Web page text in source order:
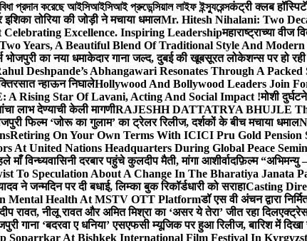
প্রদান করেছে আইসিআইসিআই প্রুডেন্সিয়াল লাইফ ইন্স্যুরেন্সकंट्री क्लब
तोरिया की जोड़ी ने मचाया धमालMr. Hitesh Nihalani: Two
Celebrating Excellence. Inspiring Leadershipमहाराष्ट्राच्या वीज
Years, A Beautiful Blend Of Traditional Style And Modern
भोजपुरी का नया धमाकेदार गाना जल्द, दुबई की खूबसूरत लोकेशन्स पर हो
Deshpande’s Abhangawari Resonates Through A
न्हाऊन निघालेHollywood And Bollywood Leaders Join
Rising Star Of Lavani, Acting And Social Impact !मोशी
लाभ देण्याची केली मागणीRAJESHH DATTATRYA BHUJLE
फिल्म ‘जोरू का गुलाम’ का ट्रेलर रिलीज, दर्शकों के बीच मचाया धमाल
Retiring On Your Own Terms With ICICI Pru Gold
At United Nations Headquarters During Global Peace
माँ विन्ध्यवासिनी दरबार पहुंचे कुलदीप मैती, मांगा आशीर्वादफ़िल्म “अभिमन्यु
To Speculation About A Change In The Bharatiya Janata
ने जन्मदिन पर दी बधाई, लिम्का बुक रिकॉर्डधारी को सराहाCasting
Mental Health At MSTV OTT Platformडॉ एस वी अंचन द्वारा
रावत, नीलू रावत और अमित मिश्रा का ‘असर ये तेरा’ जीत रहा दिल
गाना ‘बदरवा ए धनिया’ एसएफसी म्यूजिक पर हुआ रिलीज, बारिश में
Soparrkar At Bishkek International Film Festival In